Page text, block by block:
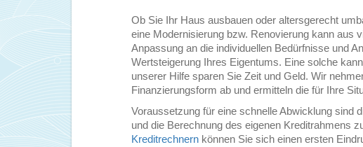
Ob Sie Ihr Haus ausbauen oder altersgerecht
eine Modernisierung bzw. Renovierung kann aus
Anpassung an die individuellen Bedürfnisse und
Wertsteigerung Ihres Eigentums. Eine solche
unserer Hilfe sparen Sie Zeit und Geld. Wir
Finanzierungsform ab und ermitteln die für Ihre
Voraussetzung für eine schnelle Abwicklung sind
und die Berechnung des eigenen Kreditrahmens
Kreditrechnern können Sie sich einen ersten